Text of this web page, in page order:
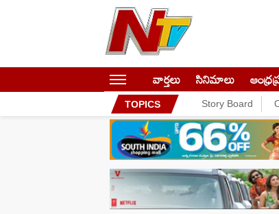
వార్తలు సినిమాలు
TOPICS Story Board